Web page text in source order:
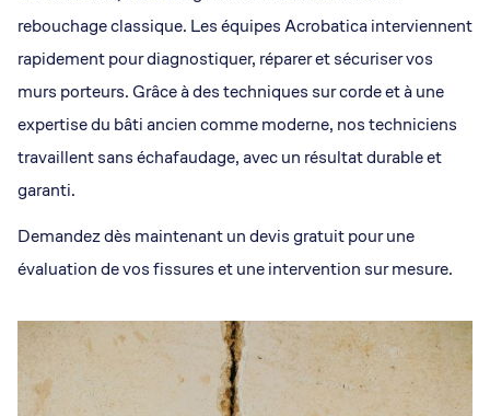
rebouchage classique. Les équipes Acrobatica interviennent
rapidement pour diagnostiquer, réparer et sécuriser vos
murs porteurs. Grâce à des techniques sur corde et à une
expertise du bâti ancien comme moderne, nos techniciens
travaillent sans échafaudage, avec un résultat durable et
garanti.
Demandez dès maintenant un devis gratuit pour une
évaluation de vos fissures et une intervention sur mesure.